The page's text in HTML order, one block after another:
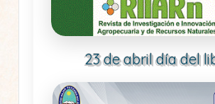
23 de abril día del